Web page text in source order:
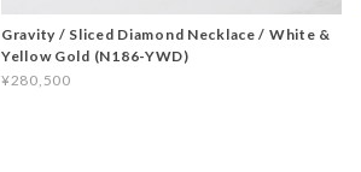
Gravity / Sliced Diamond Necklace / White &
Yellow Gold (N186-YWD)
¥280,500